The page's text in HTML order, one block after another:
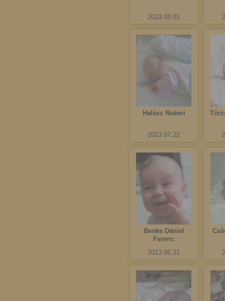
2013.08.01
Halász Noémi
2013.07.22
Benke Dániel
Ferenc
2013.06.21